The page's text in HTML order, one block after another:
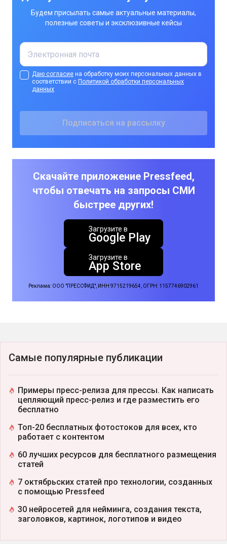
Будем присылать самые актуальные материалы,
полезные советы и эксклюзивные кейсы
Даю согласие на обработку моих персональных данных в
соответствии с Политикой обработки персональных
данных
Скачайте приложение Pressfeed,
чтобы отвечать на запросы СМИ
быстрее других!
Загрузите в
Google Play
Загрузите в
App Store
Реклама: ООО "ПРЕССФИД", ИНН 9715219654, ОГРН: 1157746902961
Самые популярные публикации
Примеры пресс-релиза для прессы. Как написать
цепляющий пресс-релиз и где разместить его
бесплатно
Топ-20 бесплатных фотостоков для всех, кто
работает с контентом
60 лучших ресурсов для бесплатного размещения
статей
7 октябрьских статей про технологии, созданных
с помощью Pressfeed
30 нейросетей для нейминга, создания текста,
заголовков, картинок, логотипов и видео